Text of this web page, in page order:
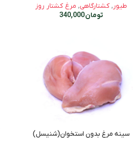
طیور, کشتارگاهی, مرغ کشتار روز
تومان
سینه مرغ بدون استخوان(شنیسل)